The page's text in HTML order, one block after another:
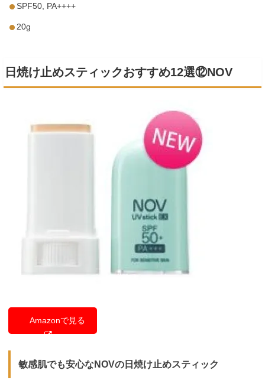
SPF50, PA++++
20g
日焼け止めスティックおすすめ12選⑫NOV
Amazonで見る
敏感肌でも安心なNOVの日焼け止めスティック